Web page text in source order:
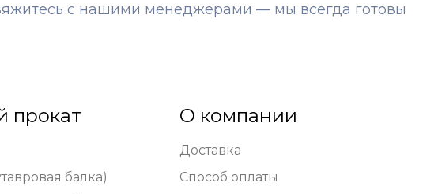
с нашими менеджерами — мы всегда готовы
прокат
балка)
О компании
Доставка
Способ оплаты